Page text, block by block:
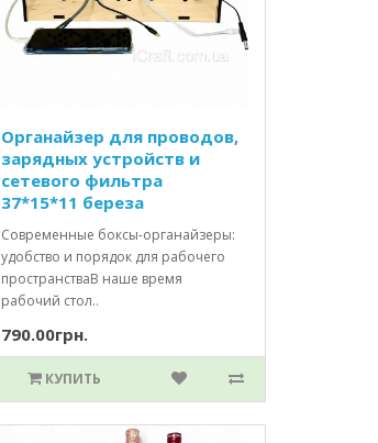
Органайзер для проводов,
зарядных устройств и
сетевого фильтра
37*15*11 береза
Современные боксы-органайзеры:
удобство и порядок для рабочего
пространстваВ наше время
рабочий стол..
790.00грн.
КУПИТЬ